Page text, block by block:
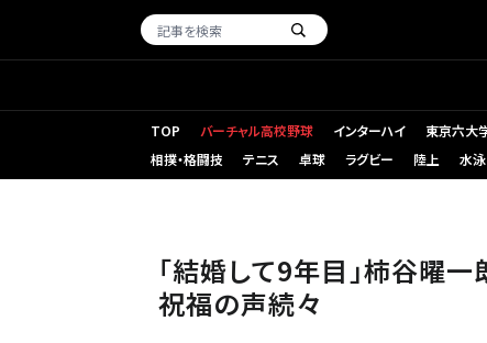
TOP バーチャル高校野球 インターハイ 東京六大
相撲・格闘技
テニス 卓球 ラグビー 陸上 水泳
「結婚して9年目」柿谷曜
祝福の声続々